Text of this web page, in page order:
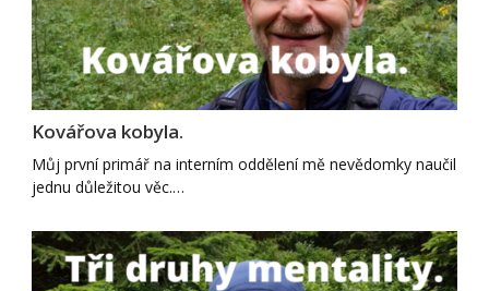
Kovářova kobyla.
Můj první primář na interním oddělení mě nevědomky naučil
jednu důležitou věc.…